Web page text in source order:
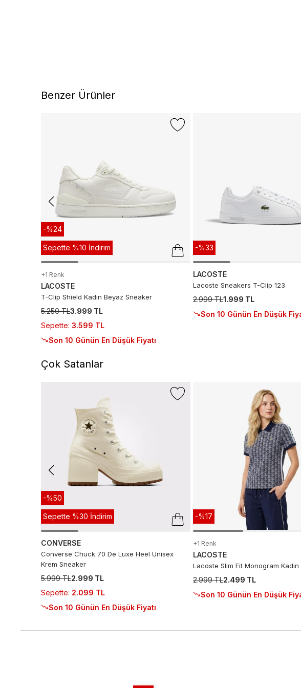
Benzer Ürünler
-%24
Sepette %10 İndirim
+1 Renk
LACOSTE
T-Clip Shield Kadın Beyaz Sneaker
5.250 TL3.999 TL
Sepette: 3.599 TL
Son 10 Günün En Düşük Fiyatı
-%33
LACOSTE
Lacoste Sneakers T-Clip 123
2.999 TL1.999 TL
Son 10 Günün En Düşük
Çok Satanlar
-%50
Sepette %30 İndirim
CONVERSE
Converse Chuck 70 De Luxe Heel Unisex
Krem Sneaker
5.999 TL2.999 TL
Sepette: 2.099 TL
Son 10 Günün En Düşük Fiyatı
-%17
+1 Renk
LACOSTE
Lacoste Slim Fit Monogram Kadın
2.999 TL2.499 TL
Son 10 Günün En Düşük